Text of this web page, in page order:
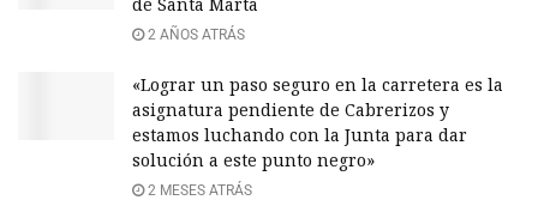
2 AÑOS ATRÁS
«Lograr un paso seguro en la carretera es la
asignatura pendiente de Cabrerizos y
estamos luchando con la Junta para dar
solución a este punto negro»
2 MESES ATRÁS